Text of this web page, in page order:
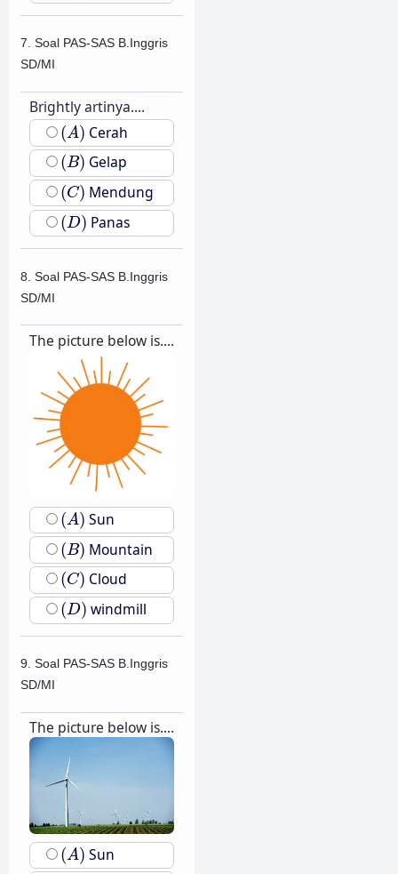
7. Soal PAS-SAS B.Inggris
SD/MI
Brightly artinya....
(A)
(A) Cerah
(B)
(B) Gelap
(C)
(C) Mendung
(D)
(D) Panas
8. Soal PAS-SAS B.Inggris
SD/MI
The picture below is....
(A)
(A) Sun
(B)
(B) Mountain
(C)
(C) Cloud
(D)
(D) windmill
9. Soal PAS-SAS B.Inggris
SD/MI
The picture below is....
(A)
(A) Sun